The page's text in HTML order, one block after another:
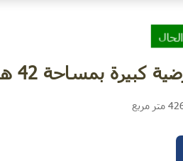
بمساحة 42 هكتار في النواصر
متر مربع